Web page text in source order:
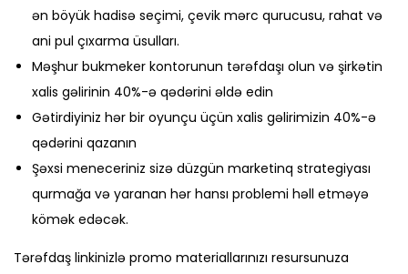
ən böyük hadisə seçimi, çevik mərc qurucusu, rahat və
ani pul çıxarma üsulları.
Məşhur bukmeker kontorunun tərəfdaşı olun və şirkətin
xalis gəlirinin 40%-ə qədərini əldə edin
Gətirdiyiniz hər bir oyunçu üçün xalis gəlirimizin 40%-ə
qədərini qazanın
Şəxsi meneceriniz sizə düzgün marketinq strategiyası
qurmağa və yaranan hər hansı problemi həll etməyə
kömək edəcək.
Tərəfdaş linkinizlə promo materiallarınızı resursunuza